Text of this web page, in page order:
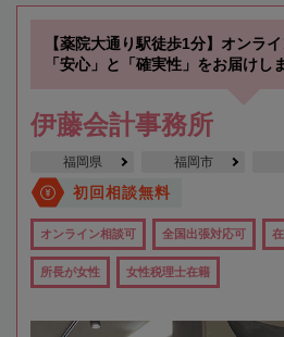
【薬院大通り駅徒歩1分】オンラ
「安心」と「確実性」をお届けし
伊藤会計事務所
福岡県 福岡市
初回相談無料
オンライン相談可 全国出張対応可
所長が女性 女性税理士在籍